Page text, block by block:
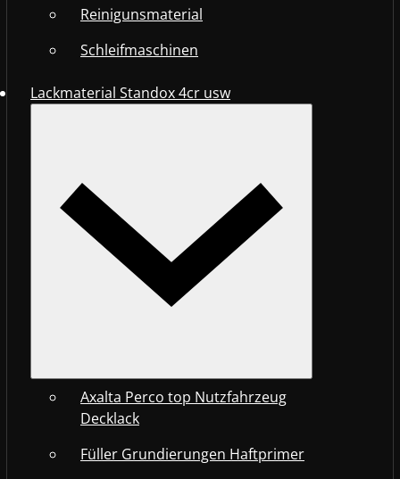
Reinigunsmaterial
Schleifmaschinen
Lackmaterial Standox 4cr usw
Axalta Perco top Nutzfahrzeug
Decklack
Füller Grundierungen Haftprimer